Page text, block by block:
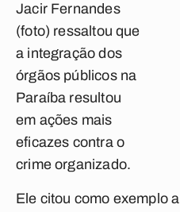
Jacir Fernandes
(foto) ressaltou que
a integração dos
órgãos públicos na
Paraíba resultou
em ações mais
eficazes contra o
crime organizado.
Ele citou como exemplo a